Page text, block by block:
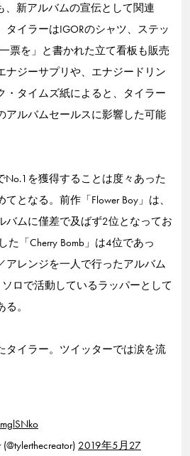
、新アルバムの宣伝として関連
タイラーはIGORのシャツ、ステッ
票を」と書かれた立て看板も販売
ナジーサプリや、エナジードリン
・タイムズ紙によると、タイラー
アルバムセールスに影響した可能
No.1を獲得することは度々あった
となる。前作「Flower Boy」は、
バムに僅差で及ばず2位となってお
た「Cherry Bomb」は4位であっ
アレンジを一人で行ったアルバム
ロで活動しているラッパーとして
。
タイラー。ツイッターでは涙を流
2019年5月27